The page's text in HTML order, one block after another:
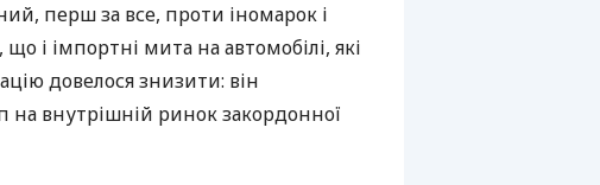
перш за все, проти іномарок і
і імпортні мита на автомобілі, які
довелося знизити: він
внутрішній ринок закордонної